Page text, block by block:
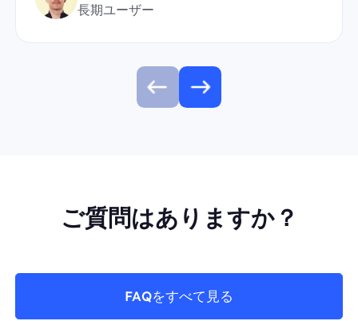
長期ユーザー
ご質問はありますか？
FAQをすべて見る